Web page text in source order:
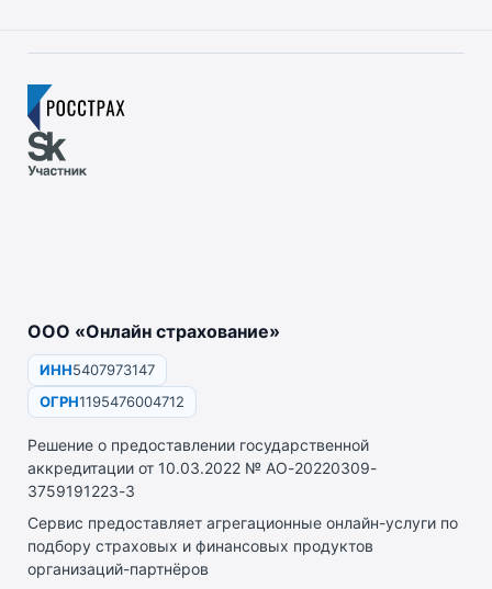
ООО «Онлайн страхование»
ИНН5407973147
ОГРН1195476004712
Решение о предоставлении государственной
аккредитации от 10.03.2022 № АО-20220309-
3759191223-3
Сервис предоставляет агрегационные онлайн-услуги по
подбору страховых и финансовых продуктов
организаций-партнёров